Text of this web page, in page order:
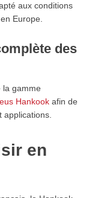
aux conditions
Europe.
des
la gamme
Hankookafin de
applications.
en